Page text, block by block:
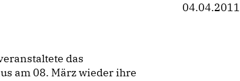
das
am 08. März wieder ihre
04.04.2011